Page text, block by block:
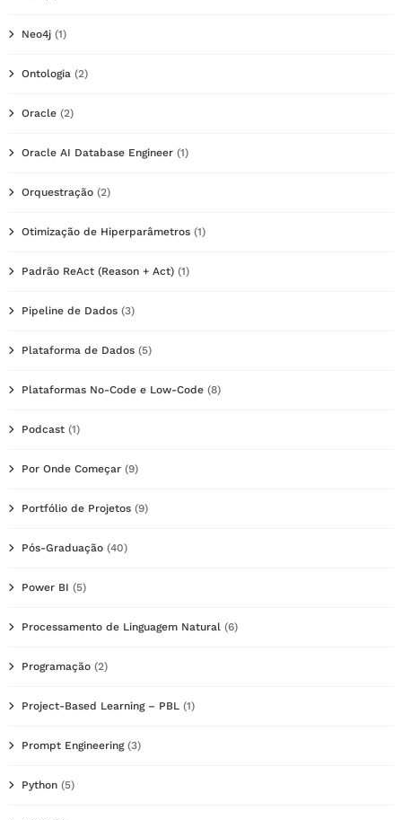
Neo4j (1)
Ontologia (2)
Oracle (2)
Oracle AI Database Engineer (1)
Orquestração (2)
Otimização de Hiperparâmetros (1)
Padrão ReAct (Reason + Act) (1)
Pipeline de Dados (3)
Plataforma de Dados (5)
Plataformas No-Code e Low-Code (8)
Podcast (1)
Por Onde Começar (9)
Portfólio de Projetos (9)
Pós-Graduação (40)
Power BI (5)
Processamento de Linguagem Natural (6)
Programação (2)
Project-Based Learning – PBL (1)
Prompt Engineering(3)
Python (5)